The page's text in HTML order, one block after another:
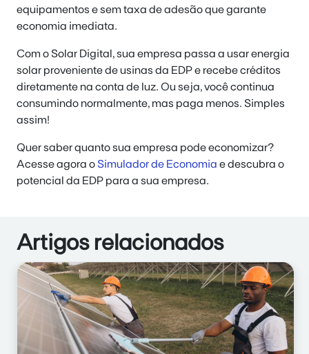
equipamentos e sem taxa de adesão que garante
economia imediata.
Com o Solar Digital, sua empresa passa a usar energia
solar proveniente de usinas da EDP e recebe créditos
diretamente na conta de luz. Ou seja, você continua
consumindo normalmente, mas paga menos. Simples
assim!
Quer saber quanto sua empresa pode economizar?
Acesse agora o Simulador de Economia e descubra o
potencial da EDP para a sua empresa.
Artigos relacionados